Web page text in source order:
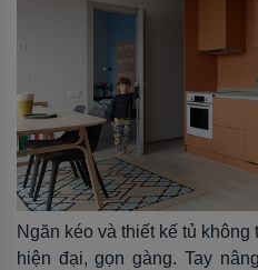
Ngăn kéo và thiết kế tủ
hiện đại, gọn gàng. Tay